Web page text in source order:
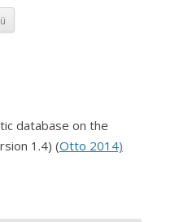
database on the
1.4) (Otto 2014)